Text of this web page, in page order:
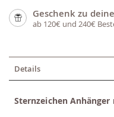
Geschenk zu
ab 120€ und 240€
Details
Sternzeichen